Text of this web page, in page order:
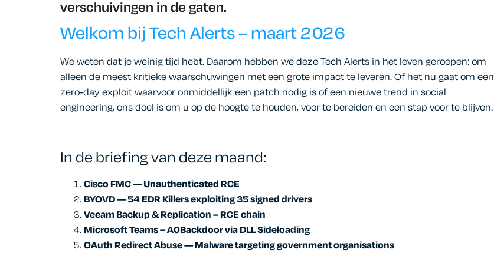
verschuivingen in de gaten.
Welkom bij Tech Alerts – maart 2026
We weten dat je weinig tijd hebt. Daarom hebben we deze Tech Alerts in het leven geroepen: om
alleen de meest kritieke waarschuwingen met een grote impact te leveren. Of het nu gaat om een
zero-day exploit waarvoor onmiddellijk een patch nodig is of een nieuwe trend in social
engineering, ons doel is om u op de hoogte te houden, voor te bereiden en een stap voor te blijven.
In de briefing van deze maand:
Cisco FMC — Unauthenticated RCE
BYOVD — 54 EDR Killers exploiting 35 signed drivers
Veeam Backup & Replication – RCE chain
Microsoft Teams – A0Backdoor via DLL Sideloading
OAuth Redirect Abuse — Malware targeting government organisations